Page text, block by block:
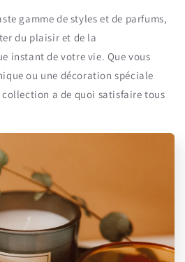
gamme de styles et de parfums,
du plaisir et de la
instant de votre vie. Que vous
ou une décoration spéciale
a de quoi satisfaire tous